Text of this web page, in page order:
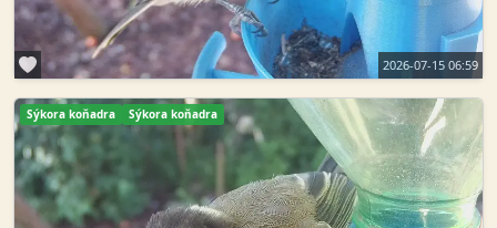
2026-07-15 06:59
Sýkora koňadra Sýkora koňadra